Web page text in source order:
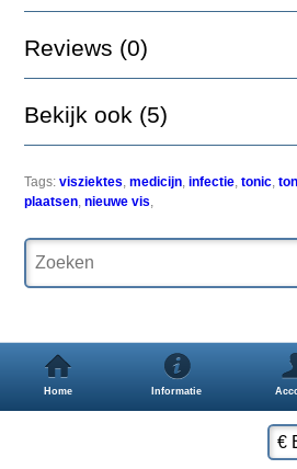
Red
Sea
Boost
ml,
profylactische
toner
vissen
beschermt
tegenstelling
natuurlijke
Reviews (0)
Bekijk ook (5)
Tags: visziektes,medicijn,infectie,tonic,
plaatsen,nieuwe vis,
Home Informatie